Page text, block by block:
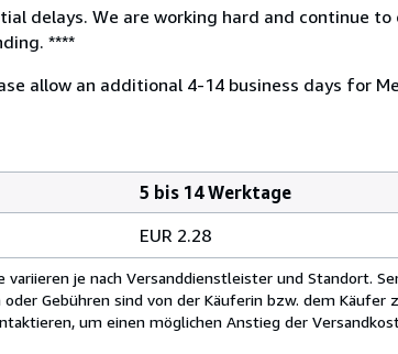
delays. We are working hard and continue to
****
allow an additional 4-14 business days for
5 bis 14 Werktage
EUR 2.28
je nach Versanddienstleister und Standort.
Gebühren sind von der Käuferin bzw. dem Käufer
um einen möglichen Anstieg der